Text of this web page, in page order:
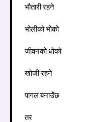
भौतारी रहने
भोलीको भोको
जीवनको धोको
खोजी रहने
पागल बनाउँछ
तर